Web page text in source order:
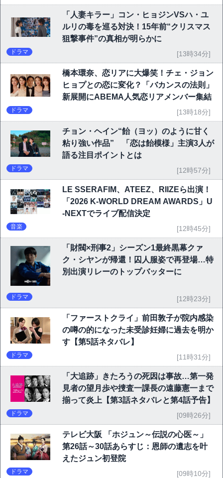
「人妻キラー」コン・ヒョジンVSハ・ユ
ルリの毒を巡る対決！15年前“クリスマス
狙撃事件”の真相が明らかに
ドラマ [13時34分]
橋本環奈、恋リアに大爆笑！チェ・ジョン
ヒョプとの恋に変化？「バカンスの法則」
新展開にABEMA人気恋リアメンバー集結
ドラマ [13時18分]
チョン・ヘイン“飴（ヨッ）のように甘く
粘り強い作品” 「恋は飴模様」主演3人が
語る注目ポイントとは
ドラマ [12時57分]
LE SSERAFIM、ATEEZ、RIIZEら出演！
「2026 K-WORLD DREAM AWARDS」U
-NEXTでライブ配信決定
音楽 [12時45分]
「財閥×刑事2」シーズン1最終黒幕クァ
ク・シヤンが帰還！囚人服姿で再登場…特
別出演リレーのトップバッターに
ドラマ [12時23分]
「ファーストクライ」前田敦子が院内感染
の噂の的になった未受診妊婦に過去を明か
す【第5話ネタバレ】
ドラマ [11時31分]
「大追跡」きたろうの死因は事故…第一発
見者の望月歩や捜査一課長の遠藤憲一まで
揃って炎上【第3話ネタバレと第4話予告】
ドラマ [09時26分]
テレビ大阪 「ホジュン～伝説の心医～」
第26話～30話あらすじ：恩師の遺志を叶
えたジュン初登院
ドラマ [09時10分]